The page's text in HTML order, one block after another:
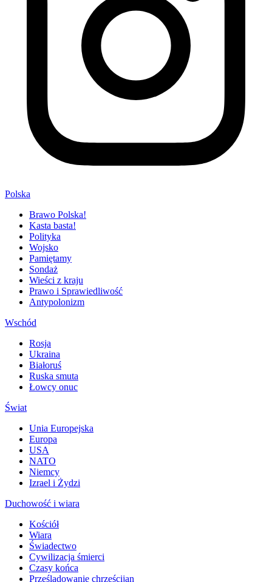
Polska
Brawo Polska!
Kasta basta!
Polityka
Wojsko
Pamiętamy
Sondaż
Wieści z kraju
Prawo i Sprawiedliwość
Antypolonizm
Wschód
Rosja
Ukraina
Białoruś
Ruska smuta
Łowcy onuc
Świat
Unia Europejska
Europa
USA
NATO
Niemcy
Izrael i Żydzi
Duchowość i wiara
Kościół
Wiara
Świadectwo
Cywilizacja śmierci
Czasy końca
Prześladowanie chrześcijan